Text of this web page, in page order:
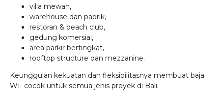
villa mewah,
warehouse dan pabrik,
restoran & beach club,
gedung komersial,
area parkir bertingkat,
rooftop structure dan mezzanine.
Keunggulan kekuatan dan fleksibilitasnya membuat baja
WF cocok untuk semua jenis proyek di Bali.